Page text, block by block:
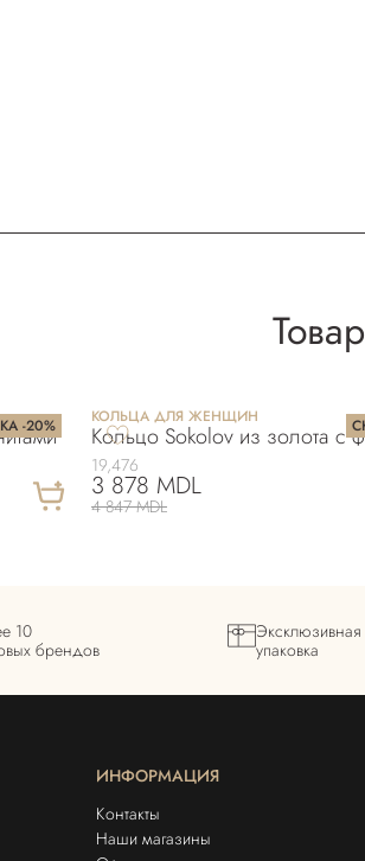
-20% КОЛЬЦА ДЛЯ ЖЕНЩИН
Кольцо Sokolov из золота с
19,476
3 878 MDL
4 847 MDL
10
брендов
Эксклюзивная
упаковка
ИНФОРМАЦИЯ
Контакты
Наши магазины